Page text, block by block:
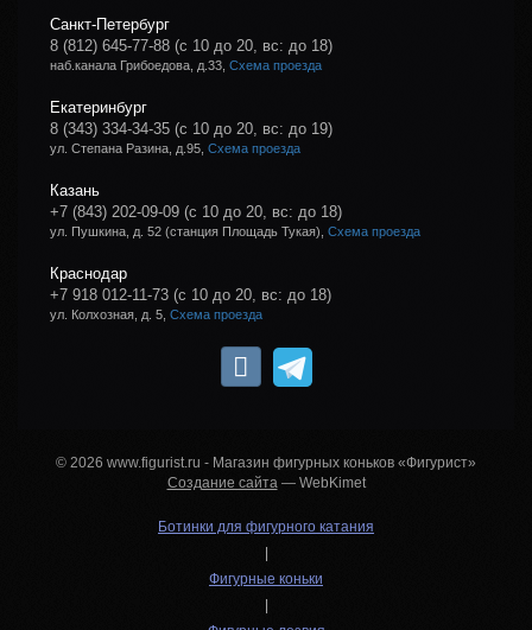
Санкт-Петербург
8 (812) 645-77-88 (с 10 до 20, вс: до 18)
наб.канала Грибоедова, д.33, Схема проезда
Екатеринбург
8 (343) 334-34-35 (с 10 до 20, вс: до 19)
ул. Степана Разина, д.95, Схема проезда
Казань
+7 (843) 202-09-09 (с 10 до 20, вс: до 18)
ул. Пушкина, д. 52 (станция Площадь Тукая), Схема проезда
Краснодар
+7 918 012-11-73 (с 10 до 20, вс: до 18)
ул. Колхозная, д. 5, Схема проезда
© 2026 www.figurist.ru - Магазин фигурных коньков «Фигурист»
Создание сайта— WebKimet
Ботинки для фигурного катания
Фигурные коньки